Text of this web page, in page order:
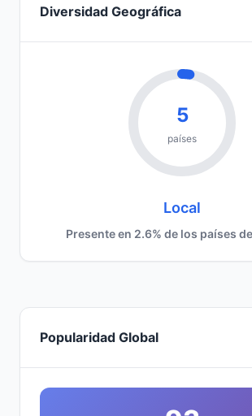
Diversidad Geográfica
5
países
Local
Presente en 2.6% de los países
Popularidad Global